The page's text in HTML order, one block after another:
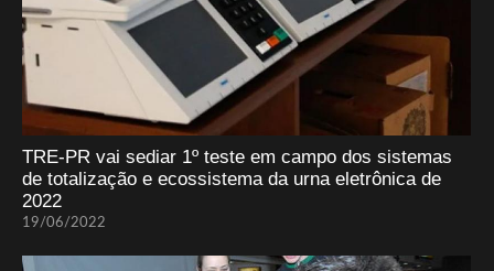
TRE-PR vai sediar 1º teste em campo dos sistemas
de totalização e ecossistema da urna eletrônica de
2022
19/06/2022